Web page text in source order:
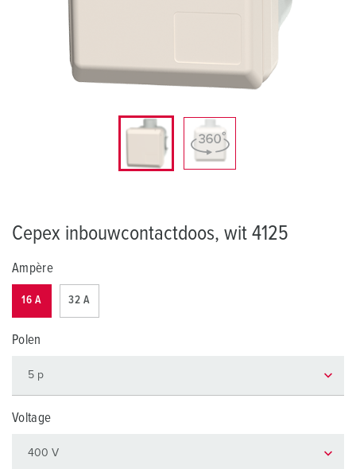
Cepex inbouwcontactdoos, wit 4125
Ampère
16 A 32 A
Polen
Voltage